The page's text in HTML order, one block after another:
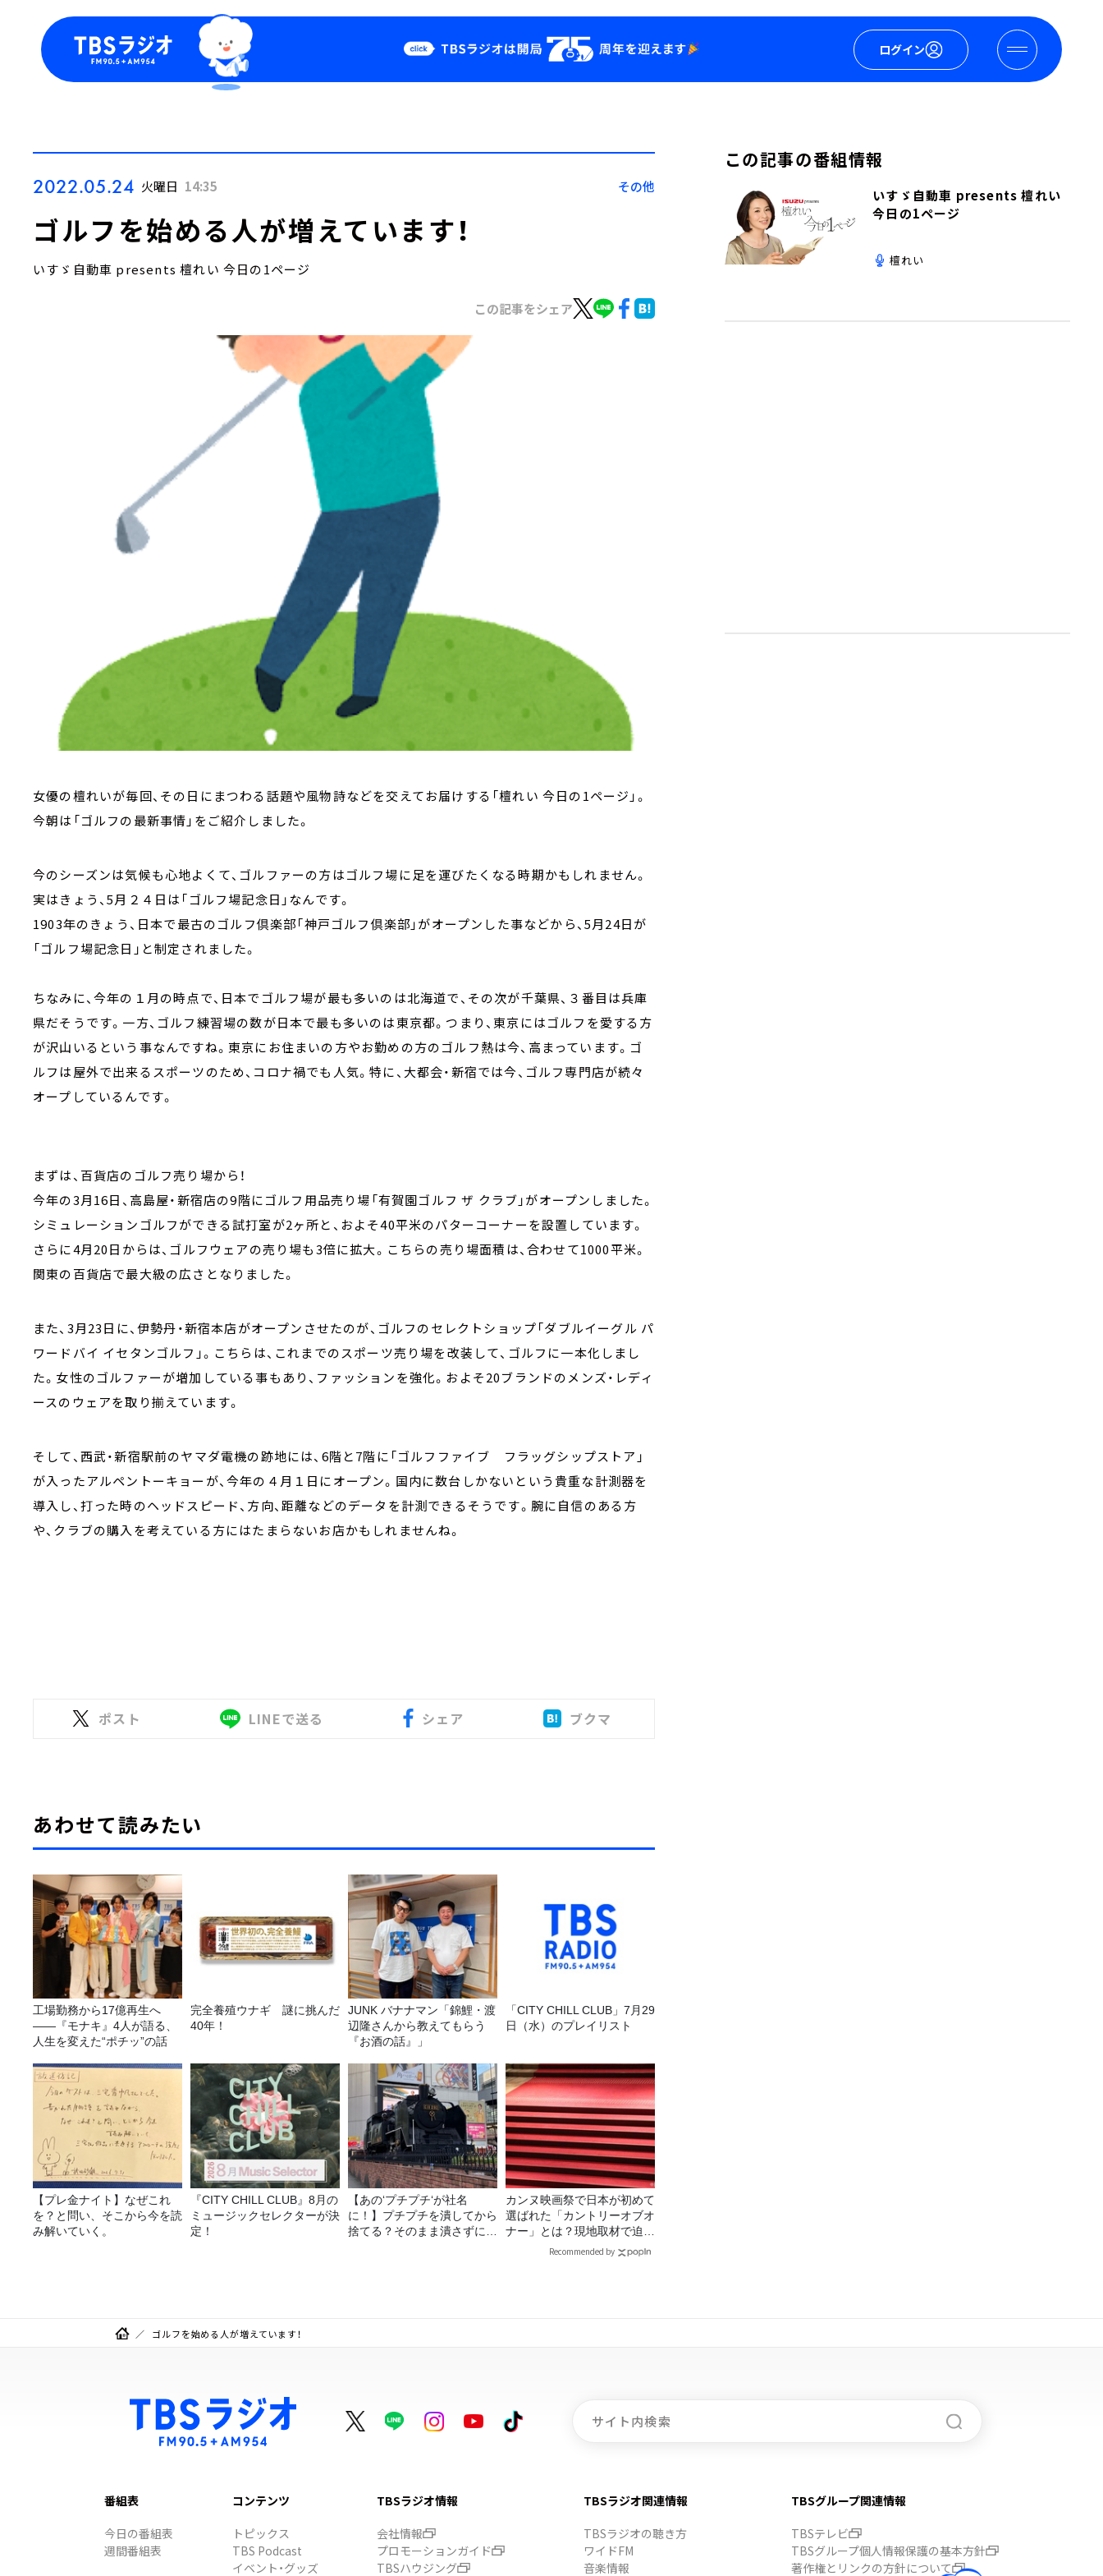
ログイン
Podcast
YouTube
2022.05.24 火曜日 14:35 その他
ゴルフを始める人が増えています！
いすゞ自動車 presents 檀れい 今日の1ページ
この記事をシェア
女優の檀れいが毎回、その日にまつわる話題や風物詩などを交えてお届けする「檀れい 今日の1ページ」。
今朝は「ゴルフの最新事情」をご紹介しました。
今のシーズンは気候も心地よくて、ゴルファーの方はゴルフ場に足を運びたくなる時期かもしれません。
実はきょう、5月２４日は「ゴルフ場記念日」なんです。
1903年のきょう、日本で最古のゴルフ倶楽部「神戸ゴルフ倶楽部」がオープンした事などから、5月24日が
「ゴルフ場記念日」と制定されました。
ちなみに、今年の１月の時点で、日本でゴルフ場が最も多いのは北海道で、その次が千葉県、３番目は兵庫
県だそうです。一方、ゴルフ練習場の数が日本で最も多いのは東京都。つまり、東京にはゴルフを愛する方
が沢山いるという事なんですね。東京にお住まいの方やお勤めの方のゴルフ熱は今、高まっています。ゴ
ルフは屋外で出来るスポーツのため、コロナ禍でも人気。特に、大都会・新宿では今、ゴルフ専門店が続々
オープしているんです。
まずは、百貨店のゴルフ売り場から！
今年の3月16日、高島屋・新宿店の9階にゴルフ用品売り場「有賀園ゴルフ ザ クラブ」がオープンしました。
シミュレーションゴルフができる試打室が2ヶ所と、およそ40平米のパターコーナーを設置しています。
さらに4月20日からは、ゴルフウェアの売り場も3倍に拡大。こちらの売り場面積は、合わせて1000平米。
関東の百貨店で最大級の広さとなりました。
また、3月23日に、伊勢丹・新宿本店がオープンさせたのが、ゴルフのセレクトショップ「ダブルイーグル パ
ワードバイ イセタンゴルフ」。こちらは、これまでのスポーツ売り場を改装して、ゴルフに一本化しまし
た。女性のゴルファーが増加している事もあり、ファッションを強化。およそ20ブランドのメンズ・レディ
ースのウェアを取り揃えています。
そして、西武・新宿駅前のヤマダ電機の跡地には、6階と7階に「ゴルフファイブ フラッグシップストア」
が入ったアルペントーキョーが、今年の４月１日にオープン。国内に数台しかないという貴重な計測器を
導入し、打った時のヘッドスピード、方向、距離などのデータを計測できるそうです。腕に自信のある方
や、クラブの購入を考えている方にはたまらないお店かもしれませんね。
ポスト LINEで送る シェア ブクマ
あわせて読みたい
工場勤務から17億再生へ
——『モナキ』4人が語る、
人生を変えた“ポチッ”の話
完全養殖ウナギ 謎に挑んだ
40年！
JUNK バナナマン「錦鯉・渡
辺隆さんから教えてもらう
『お酒の話』」
「CITY CHILL CLUB」7月29
日（水）のプレイリスト
【プレ金ナイト】なぜこれ
を？と問い、そこから今を読
み解いていく。
『CITY CHILL CLUB』8月の
ミュージックセレクターが決
定！
【あの‘プチプチ‘が社名
に！】プチプチを潰してから
捨てる？そのまま潰さずに捨
カンヌ映画祭で日本が初めて
選ばれた「カントリーオブオ
ナー」とは？現地取材で迫る
選出の意味Recommended by
この記事の番組情報
いすゞ自動車 presents 檀れい
今日の1ページ
檀れい
ゴルフを始める人が増えています！
番組表
今日の番組表
週間番組表
コンテンツ
トピックス
TBS Podcast
イベント・グッズ
TBSラジオ情報
会社情報
プロモーションガイド
TBSハウジング
TBSラジオ関連情報
TBSラジオの聴き方
ワイドFM
音楽情報
TBSグループ関連情報
TBSテレビ
TBSグループ個人情報保護の基本方針
著作権とリンクの方針について